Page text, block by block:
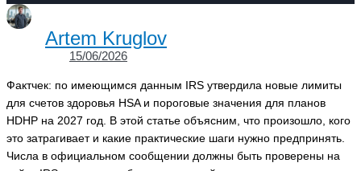
Artem Kruglov
15/06/2026
Фактчек: по имеющимся данным IRS утвердила новые лимиты
для счетов здоровья HSA и пороговые значения для планов
HDHP на 2027 год. В этой статье объясним, что произошло, кого
это затрагивает и какие практические шаги нужно предпринять.
Числа в официальном сообщении должны быть проверены на